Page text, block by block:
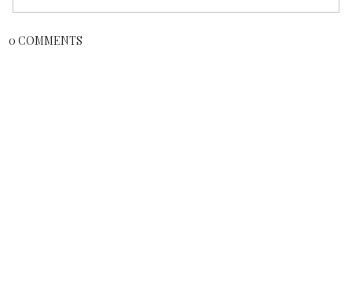
0 COMMENTS